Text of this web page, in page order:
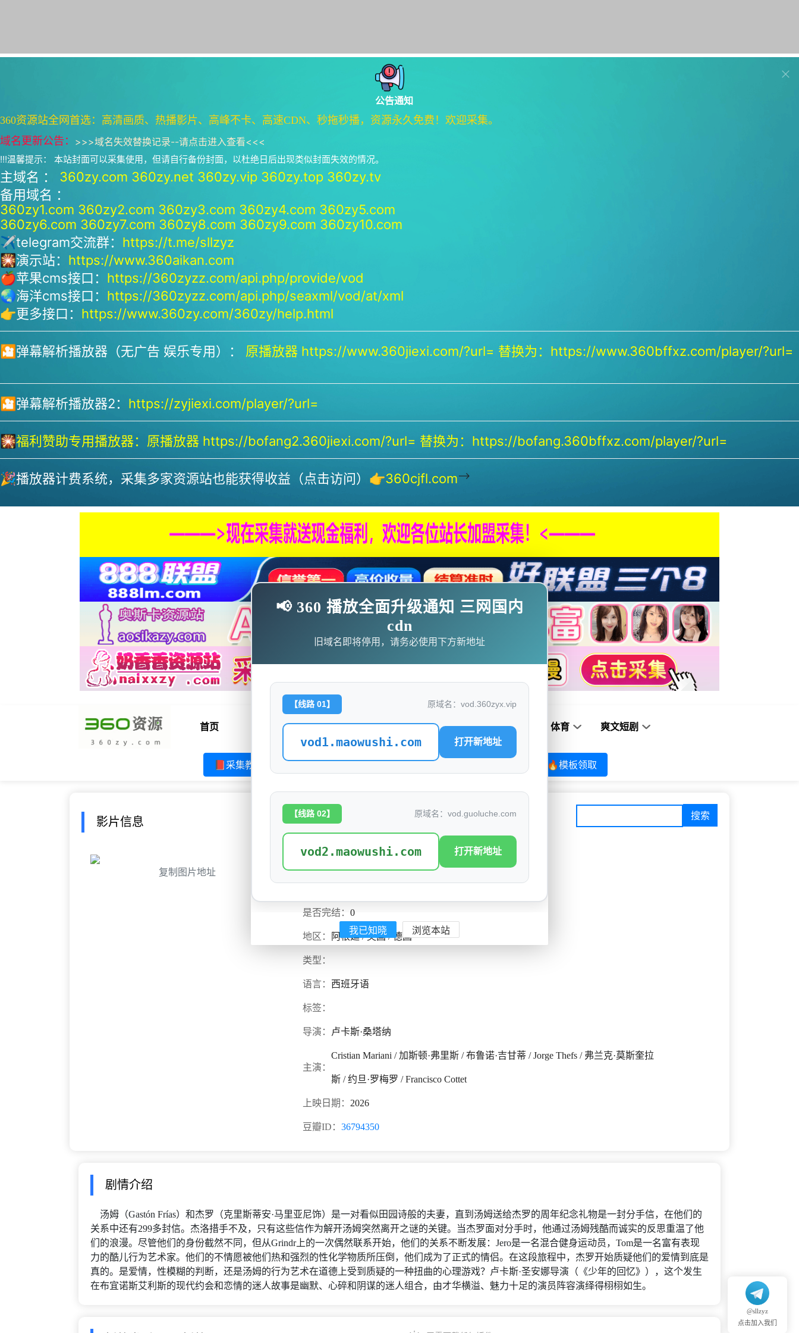
公告通知
360资源站全网首选：高清画质、热播影片、高峰不卡、高速CDN、秒拖秒播，资源永久免费！欢迎采集。
域名更新公告： >>>域名失效替换记录--请点击进入查看<<<
!!!温馨提示： 本站封面可以采集使用，但请自行备份封面，以杜绝日后出现类似封面失效的情况。
主域名 ： 360zy.com 360zy.net 360zy.vip 360zy.top 360zy.tv
备用域名 ：
360zy1.com 360zy2.com 360zy3.com 360zy4.com 360zy5.com
360zy6.com 360zy7.com 360zy8.com 360zy9.com 360zy10.com
✈telegram交流群： https://t.me/sllzyz
🎇演示站： https://www.360aikan.com
🍎苹果cms接口： https://360zyzz.com/api.php/provide/vod
🌏海洋cms接口： https://360zyzz.com/api.php/seaxml/vod/at/xml
👉更多接口： https://www.360zy.com/360zy/help.html
🎦弹幕解析播放器（无广告 娱乐专用）： 原播放器 https://www.360jiexi.com/?url= 替换为：https://www.360bffxz.com/player/?url=
🎦弹幕解析播放器2： https://zyjiexi.com/player/?url=
🎇福利赞助专用播放器： 原播放器 https://bofang2.360jiexi.com/?url= 替换为：https://bofang.360bffxz.com/player/?url=
🎉播放器计费系统，采集多家资源站也能获得收益（点击访问）👉360cjfl.com-->
首页 连续剧 综艺 动漫 伦理片 体育 爽文短剧
📕采集教程 🗨求片必应 🎉福利赞助 🔥模板领取
影片信息
复制图片地址
是否完结： 0
地区： 阿根廷 / 英国 / 德国
类型：
语言： 西班牙语
标签：
导演： 卢卡斯·桑塔纳
主演：
Cristian Mariani / 加斯顿·弗里斯 / 布鲁诺·吉甘蒂 / Jorge Thefs / 弗兰克·莫斯奎拉
斯 / 约旦·罗梅罗 / Francisco Cottet
上映日期： 2026
豆瓣ID： 36794350
剧情介绍
汤姆（Gastón Frías）和杰罗（克里斯蒂安·马里亚尼饰）是一对看似田园诗般的夫妻，直到汤姆送给杰罗的周年纪念礼物是一封分手信，在他们的
关系中还有299多封信。杰洛措手不及，只有这些信作为解开汤姆突然离开之谜的关键。当杰罗面对分手时，他通过汤姆残酷而诚实的反思重温了他
们的浪漫。尽管他们的身份截然不同，但从Grindr上的一次偶然联系开始，他们的关系不断发展：Jero是一名混合健身运动员，Tom是一名富有表现
力的酷儿行为艺术家。他们的不情愿被他们热和强烈的性化学物质所压倒，他们成为了正式的情侣。在这段旅程中，杰罗开始质疑他们的爱情到底是
真的。是爱情，性模糊的判断，还是汤姆的行为艺术在道德上受到质疑的一种扭曲的心理游戏？卢卡斯·圣安娜导演（《少年的回忆》），这个发生
在布宜诺斯艾利斯的现代约会和恋情的迷人故事是幽默、心碎和阴谋的迷人组合，由才华横溢、魅力十足的演员阵容演绎得栩栩如生。
@sllzyz
点击加入我们
📢 360 播放全面升级通知 三网国内
cdn
旧域名即将停用，请务必使用下方新地址
【线路 01】 原域名：vod.360zyx.vip
vod1.maowushi.com 打开新地址
【线路 02】 原域名：vod.guoluche.com
vod2.maowushi.com 打开新地址
我已知晓 浏览本站